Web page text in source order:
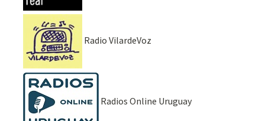
Radio VilardeVoz
Radios Online Uruguay